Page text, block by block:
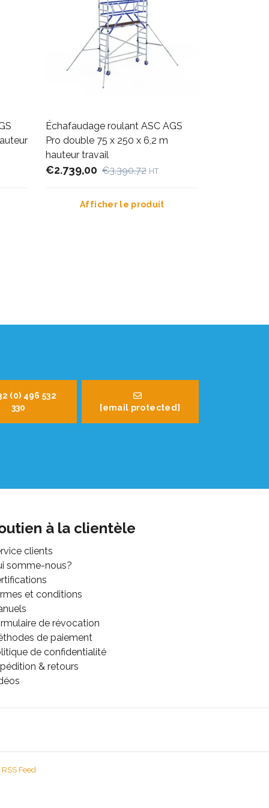
Échafaudage roulant ASC AGS
Pro double 75 x 250 x 6,2 m
hauteur travail
€2.739,00 €3.390,72 HT
Afficher le produit
(0) 496 532
330
[email protected]
à la clientèle
clients
somme-nous?
et conditions
de révocation
de paiement
de confidentialité
& retours
RSS Feed